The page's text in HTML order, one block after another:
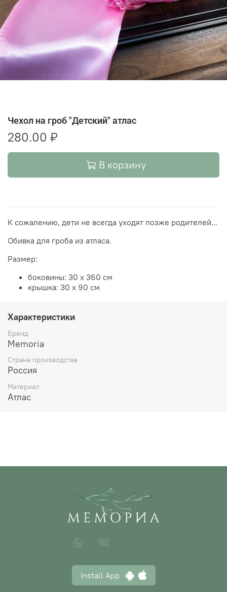
Чехол на гроб "Детский" атлас
280.00 ₽
В корзину
К сожалению, дети не всегда уходят позже родителей...
Обивка для гроба из атласа.
Размер:
боковины: 30 х 360 см
крышка: 30 х 90 см
Характеристики
Бренд
Memoria
Страна производства
Россия
Материал
Атлас
Install App